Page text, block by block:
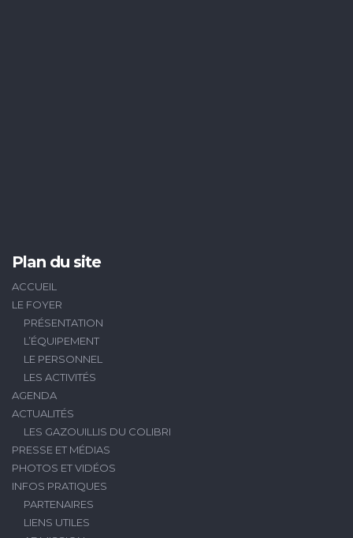
Plan du site
ACCUEIL
LE FOYER
PRÉSENTATION
L’ÉQUIPEMENT
LE PERSONNEL
LES ACTIVITÉS
AGENDA
ACTUALITÉS
LES GAZOUILLIS DU COLIBRI
PRESSE ET MÉDIAS
PHOTOS ET VIDÉOS
INFOS PRATIQUES
PARTENAIRES
LIENS UTILES